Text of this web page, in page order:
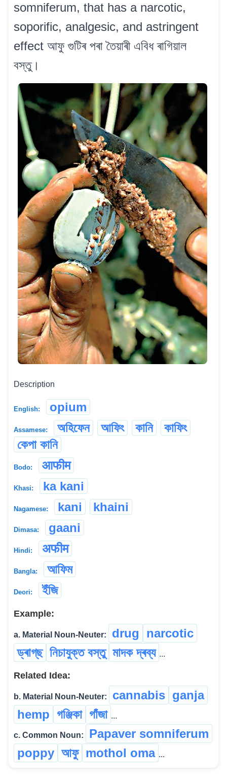
somniferum, that has a narcotic,
soporific, analgesic, and astringent
effect আফু গুটিৰ পৰা তৈয়াৰী এবিধ ৰাগিয়াল
বস্তু।
Description
English: opium
Assamese: অহিফেন আফিং কানি
কাফিং
কেপা কানি
Bodo: आफीम
Khasi: ka kani
Nagamese: kani khaini
Dimasa: gaani
Hindi: अफीम
Bangla: আফিম
Deori: ইঁজি
Example:
a. Material Noun-Neuter: drug
narcotic
ড্ৰাগ্‌ছ নিচাযুক্ত বস্তু মাদক দ্ৰব্য ...
Related Idea:
b. Material Noun-Neuter: cannabis ganja
hemp গঞ্জিকা গাঁজা ...
c. Common Noun:
Papaver somniferum
poppy আফু mothol oma ...